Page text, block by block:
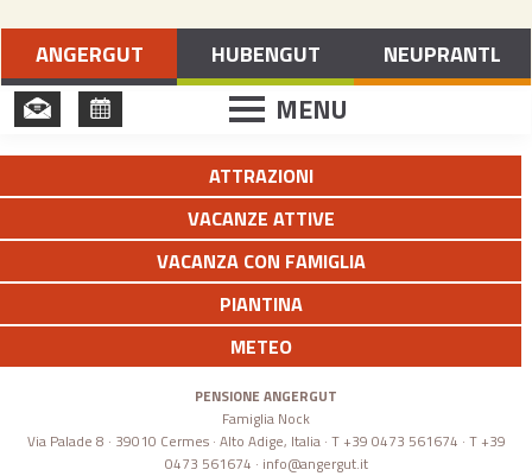
Vacanze a Merano e dintorni
ANGERGUT HUBENGUT NEUPRANTL
MENU
ATTRAZIONI
VACANZE ATTIVE
VACANZA CON FAMIGLIA
PIANTINA
METEO
PENSIONE ANGERGUT
Famiglia Nock
Via Palade 8 · 39010 Cermes · Alto Adige, Italia · T +39 0473 561674 · T +39
0473 561674 · info@angergut.it